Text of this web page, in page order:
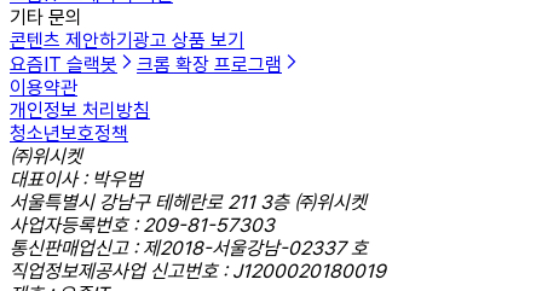
기타 문의
콘텐츠 제안하기광고 상품 보기
요즘IT 슬랙봇
크롬 확장 프로그램
이용약관
개인정보 처리방침
청소년보호정책
㈜위시켓
대표이사 : 박우범
서울특별시 강남구 테헤란로 211 3층 ㈜위시켓
사업자등록번호 : 209-81-57303
통신판매업신고 : 제2018-서울강남-02337 호
직업정보제공사업 신고번호 : J1200020180019